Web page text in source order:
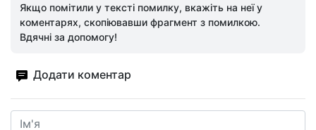
Якщо помітили у тексті помилку, вкажіть на неї у
коментарях, скопіювавши фрагмент з помилкою.
Вдячні за допомогу!
Додати коментар